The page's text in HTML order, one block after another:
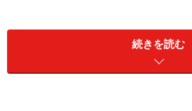
皆さんは、冷蔵庫を買い換えるだ
的に変わるほどの大きな節約効果
続きを読む